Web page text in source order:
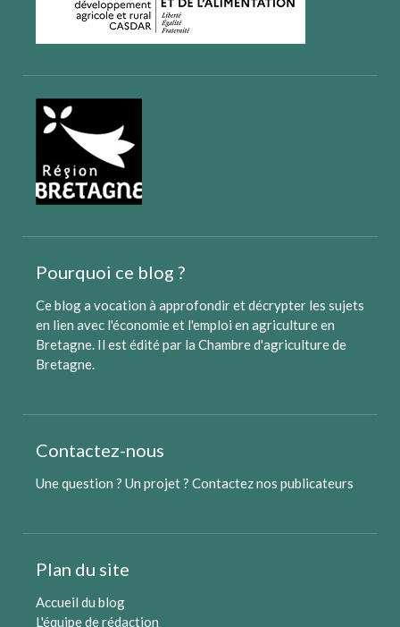
Pourquoi ce blog ?
Ce blog a vocation à approfondir et décrypter les sujets
en lien avec l'économie et l'emploi en agriculture en
Bretagne. Il est édité par la Chambre d'agriculture de
Bretagne.
Contactez-nous
Une question ? Un projet ? Contactez nos publicateurs
Plan du site
Accueil du blog
L'équipe de rédaction